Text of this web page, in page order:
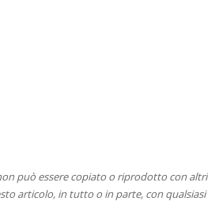
può essere copiato o riprodotto con altri
articolo, in tutto o in parte, con qualsiasi